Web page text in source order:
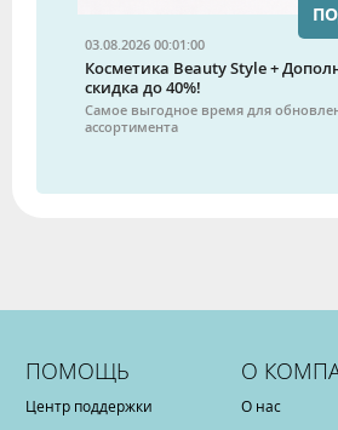
03.08.2026 00:01:00
Косметика Beauty Style +
скидка до 40%!
Самое выгодное время для
ассортимента
ПОМОЩЬ
Центр поддержки
О
О нас